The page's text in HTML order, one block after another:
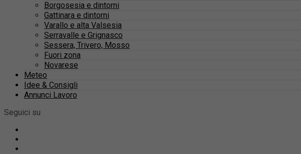
Borgosesia e dintorni
Gattinara e dintorni
Varallo e alta Valsesia
Serravalle e Grignasco
Sessera, Trivero, Mosso
Fuori zona
Novarese
Meteo
Idee & Consigli
Annunci Lavoro
Seguici su